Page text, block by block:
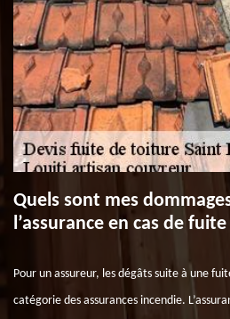
Quels sont mes
l’assurance en cas de
Pour un assureur, les dégâts suite à une
catégorie des assurances incendie.